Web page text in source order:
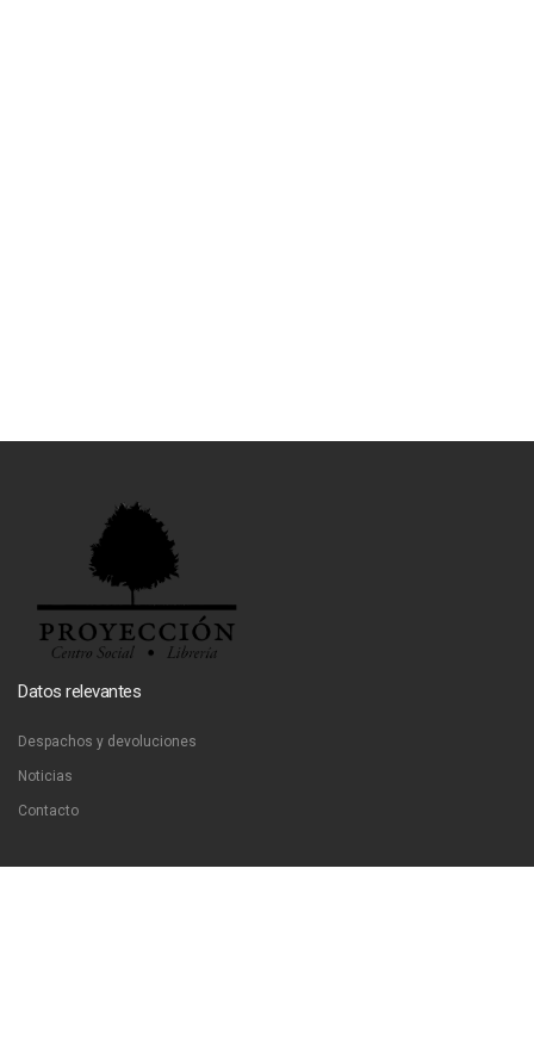
Datos relevantes
Despachos y devoluciones
Noticias
Contacto
Contáctanos